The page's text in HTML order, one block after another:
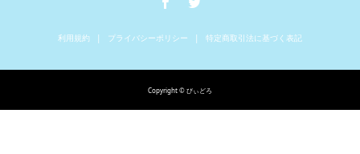
利用規約 プライバシーポリシー 特定商取引法に基づく表記
Copyright © びぃどろ